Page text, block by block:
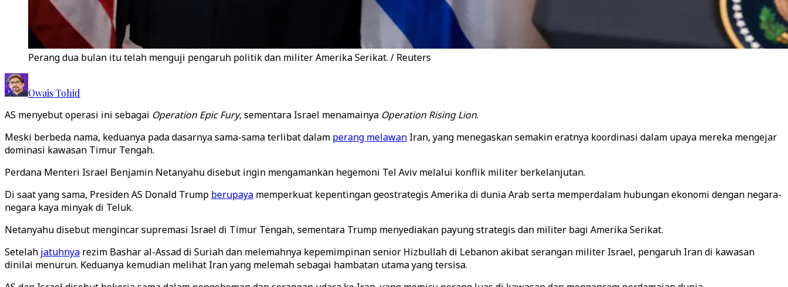
Perang dua bulan itu telah menguji pengaruh politik dan militer Amerika Serikat. / Reuters
Owais Tohid
AS menyebut operasi ini sebagai Operation Epic Fury, sementara Israel menamainya Operation Rising Lion.
Meski berbeda nama, keduanya pada dasarnya sama-sama terlibat dalam perang melawan Iran, yang menegaskan semakin eratnya koordinasi dalam upaya mereka mengejar
dominasi kawasan Timur Tengah.
Perdana Menteri Israel Benjamin Netanyahu disebut ingin mengamankan hegemoni Tel Aviv melalui konflik militer berkelanjutan.
Di saat yang sama, Presiden AS Donald Trump berupaya memperkuat kepentingan geostrategis Amerika di dunia Arab serta memperdalam hubungan ekonomi dengan negara-
negara kaya minyak di Teluk.
Netanyahu disebut mengincar supremasi Israel di Timur Tengah, sementara Trump menyediakan payung strategis dan militer bagi Amerika Serikat.
Setelah jatuhnya rezim Bashar al-Assad di Suriah dan melemahnya kepemimpinan senior Hizbullah di Lebanon akibat serangan militer Israel, pengaruh Iran di kawasan
dinilai menurun. Keduanya kemudian melihat Iran yang melemah sebagai hambatan utama yang tersisa.